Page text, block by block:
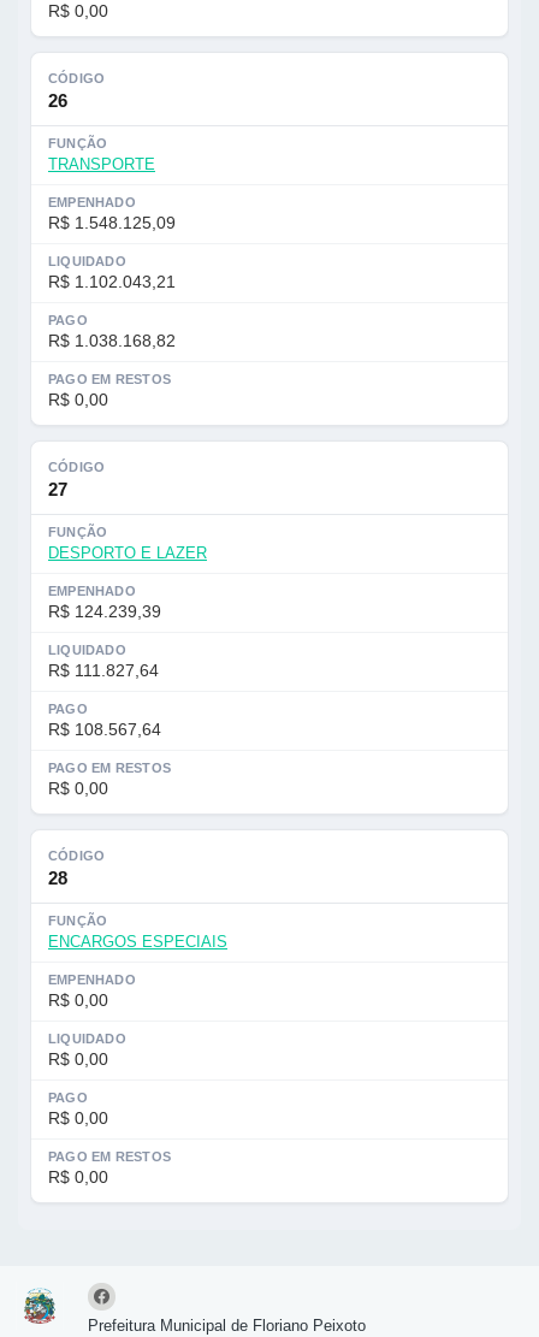
R$ 0,00
CÓDIGO
26
FUNÇÃO
TRANSPORTE
EMPENHADO
R$ 1.548.125,09
LIQUIDADO
R$ 1.102.043,21
PAGO
R$ 1.038.168,82
PAGO EM RESTOS
R$ 0,00
CÓDIGO
27
FUNÇÃO
DESPORTO E LAZER
EMPENHADO
R$ 124.239,39
LIQUIDADO
R$ 111.827,64
PAGO
R$ 108.567,64
PAGO EM RESTOS
R$ 0,00
CÓDIGO
28
FUNÇÃO
ENCARGOS ESPECIAIS
EMPENHADO
R$ 0,00
LIQUIDADO
R$ 0,00
PAGO
R$ 0,00
PAGO EM RESTOS
R$ 0,00
Prefeitura Municipal de Floriano Peixoto